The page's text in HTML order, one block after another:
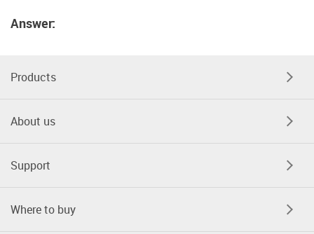
Answer:
Products
About us
Support
Where to buy